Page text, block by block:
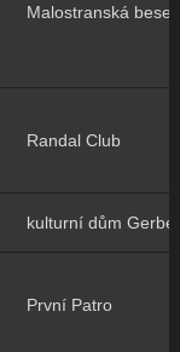
Malostranská
Randal Club
kulturní dům
První Patro